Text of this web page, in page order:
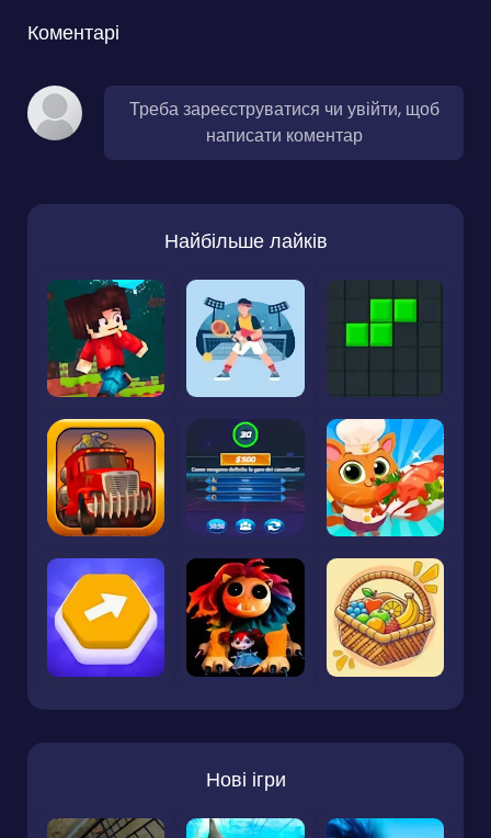
Коментарі
Треба зареєструватися чи увійти, щоб
написати коментар
Найбільше лайків
Нові ігри